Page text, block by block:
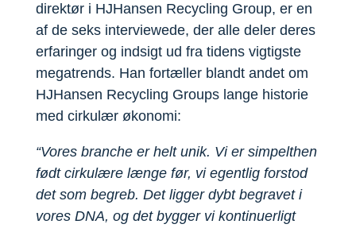
direktør i HJHansen Recycling Group, er en
af de seks interviewede, der alle deler deres
erfaringer og indsigt ud fra tidens vigtigste
megatrends. Han fortæller blandt andet om
HJHansen Recycling Groups lange historie
med cirkulær økonomi:
“Vores branche er helt unik. Vi er simpelthen
født cirkulære længe før, vi egentlig forstod
det som begreb. Det ligger dybt begravet i
vores DNA, og det bygger vi kontinuerligt